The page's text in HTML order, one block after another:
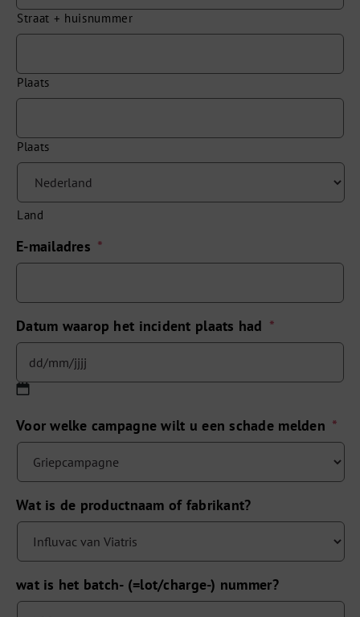
Straat + huisnummer
Plaats
Plaats
Land
E-mailadres *
Datum waarop het incident plaats had *
slash
slash
Voor welke campagne wilt u een schade melden *
Wat is de productnaam of fabrikant?
wat is het batch- (=lot/charge-) nummer?